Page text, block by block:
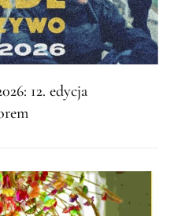
12. edycja